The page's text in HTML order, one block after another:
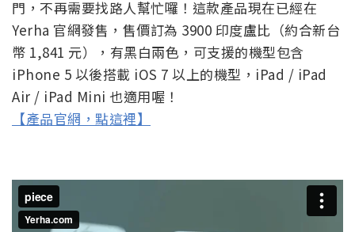
門，不再需要找路人幫忙囉！這款產品現在已經在
Yerha 官網發售，售價訂為 3900 印度盧比（約合新台
幣 1,841 元），有黑白兩色，可支援的機型包含
iPhone 5 以後搭載 iOS 7 以上的機型，iPad / iPad
Air / iPad Mini 也適用喔！
【產品官網，點這裡】